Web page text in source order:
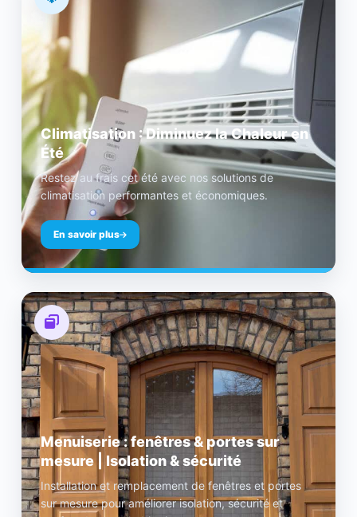
Climatisation : Diminuez la Chaleur en
Été
Restez au frais cet été avec nos solutions de
climatisation performantes et économiques.
En savoir plus
Menuiserie : fenêtres & portes sur
mesure | Isolation & sécurité
Installation et remplacement de fenêtres et portes
sur mesure pour améliorer isolation, sécurité et